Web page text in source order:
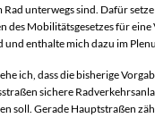
Rad unterwegs sind. Dafür
des Mobilitätsgesetzes für
enthalte mich dazu im
ich, dass die bisherige
sichere
soll. Gerade Hauptstraßen